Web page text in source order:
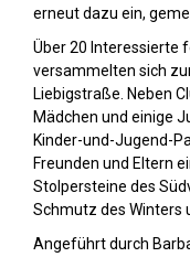
erneut dazu ein,
Über 20 Interessierte
versammelten sich
Liebigstraße. Neben
Mädchen und einige
Kinder-und-Jugend-
Freunden und Eltern
Stolpersteine des
Schmutz des Winters
Angeführt durch